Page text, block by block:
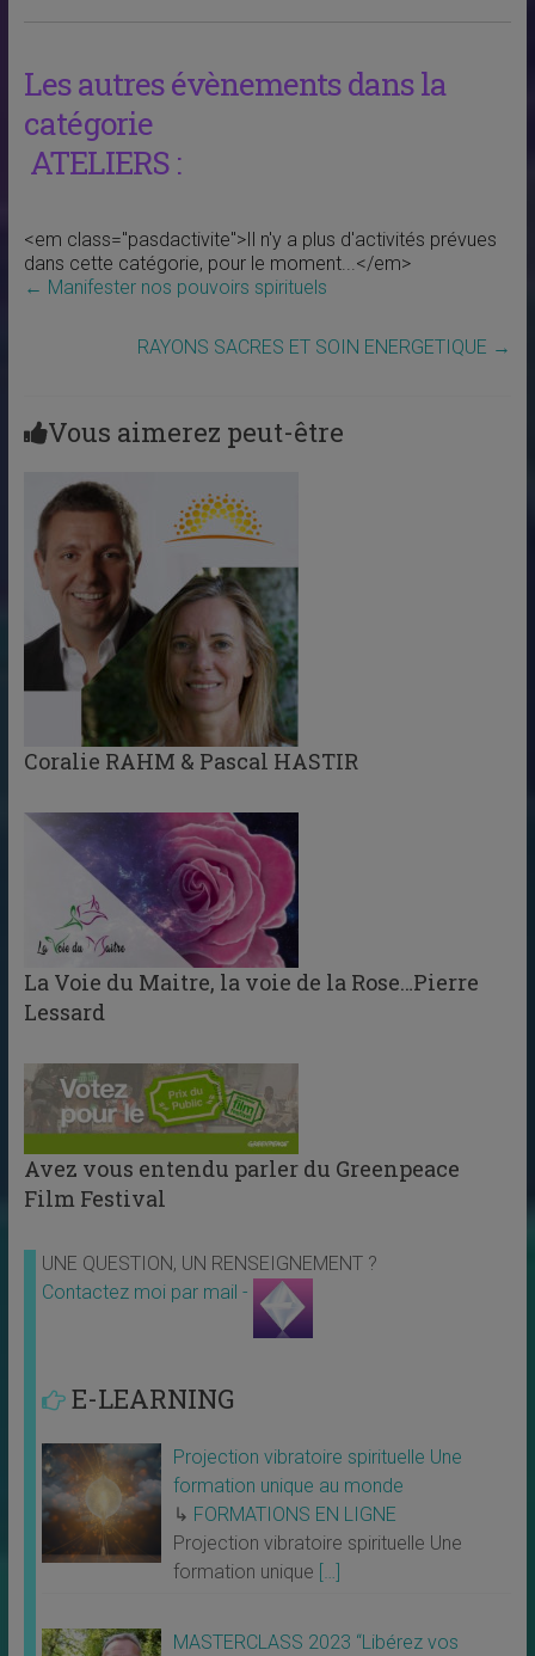
Les autres évènements dans la
catégorie
ATELIERS :
<em class="pasdactivite">Il n'y a plus d'activités prévues
dans cette catégorie, pour le moment...</em>
← Manifester nos pouvoirs spirituels
RAYONS SACRES ET SOIN ENERGETIQUE →
Vous aimerez peut-être
Coralie RAHM & Pascal HASTIR
La Voie du Maitre, la voie de la Rose…Pierre
Lessard
Avez vous entendu parler du Greenpeace
Film Festival
UNE QUESTION, UN RENSEIGNEMENT ?
Contactez moi par mail -
E-LEARNING
Projection vibratoire spirituelle Une
formation unique au monde
↳ FORMATIONS EN LIGNE
Projection vibratoire spirituelle Une
formation unique […]
MASTERCLASS 2023 “Libérez vos